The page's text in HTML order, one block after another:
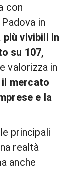
con
in
vivibili in
su 107,
valorizza in
mercato
e la
principali
realtà
anche